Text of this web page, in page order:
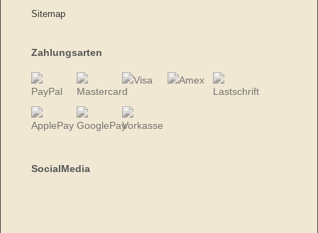
Sitemap
Zahlungsarten
SocialMedia